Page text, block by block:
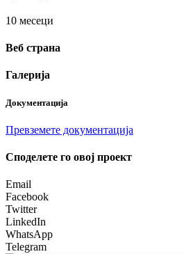
10 месеци
Веб страна
Галерија
Документација
Превземете документација
Споделeте го овој проект
Email
Facebook
Twitter
LinkedIn
WhatsApp
Telegram